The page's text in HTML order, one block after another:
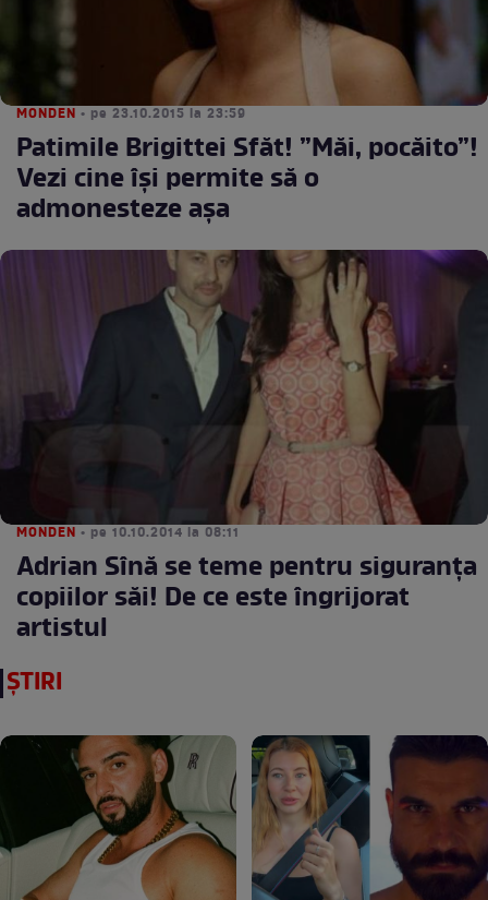
MONDEN • pe 23.10.2015 la 23:59
Patimile Brigittei Sfăt! ”Măi, pocăito”!
Vezi cine își permite să o
admonesteze așa
MONDEN • pe 10.10.2014 la 08:11
Adrian Sînă se teme pentru siguranţa
copiilor săi! De ce este îngrijorat
artistul
ȘTIRI